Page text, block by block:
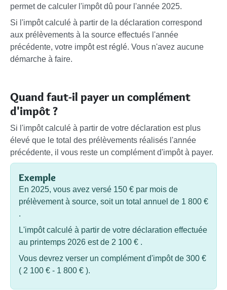
permet de calculer l'impôt dû pour l'année 2025.
Si l'impôt calculé à partir de la déclaration correspond
aux prélèvements à la source effectués l'année
précédente, votre impôt est réglé. Vous n'avez aucune
démarche à faire.
Quand faut-il payer un complément
d'impôt ?
Si l'impôt calculé à partir de votre déclaration est plus
élevé que le total des prélèvements réalisés l'année
précédente, il vous reste un complément d'impôt à payer.
Exemple
En 2025, vous avez versé 150 € par mois de
prélèvement à source, soit un total annuel de 1 800 €
.
L'impôt calculé à partir de votre déclaration effectuée
au printemps 2026 est de 2 100 € .
Vous devrez verser un complément d'impôt de 300 €
( 2 100 € - 1 800 € ).